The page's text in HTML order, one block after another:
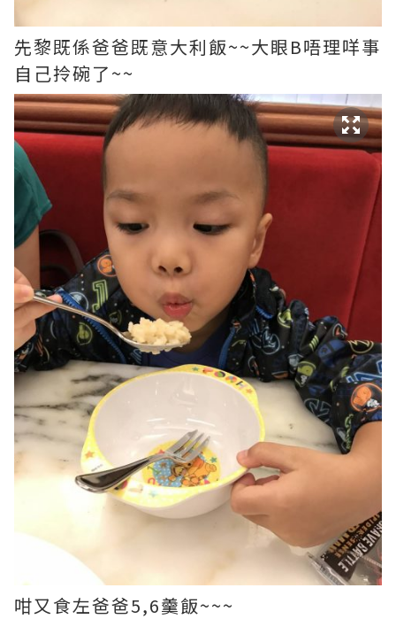
先黎既係爸爸既意大利飯~~大眼B唔理咩事
自己拎碗了~~
咁又食左爸爸5,6羹飯~~~